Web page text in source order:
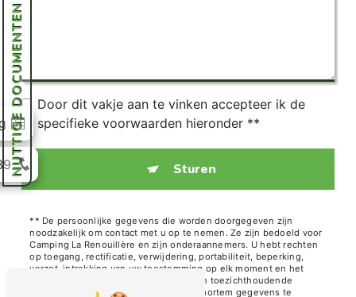
Door dit vakje aan te vinken accepteer ik de
specifieke voorwaarden hieronder **
Sturen
** De persoonlijke gegevens die worden doorgegeven zijn
noodzakelijk om contact met u op te nemen. Ze zijn bedoeld voor
Camping La Renouillère en zijn onderaannemers. U hebt rechten
op toegang, rectificatie, verwijdering, portabiliteit, beperking,
verzet, intrekking van uw toestemming op elk moment en het
recht om een klacht in te dienen bij een toezichthoudende
autoriteit, en niet het lot van uw post-mortem gegevens te
NUTTIGE DOCUMENTEN